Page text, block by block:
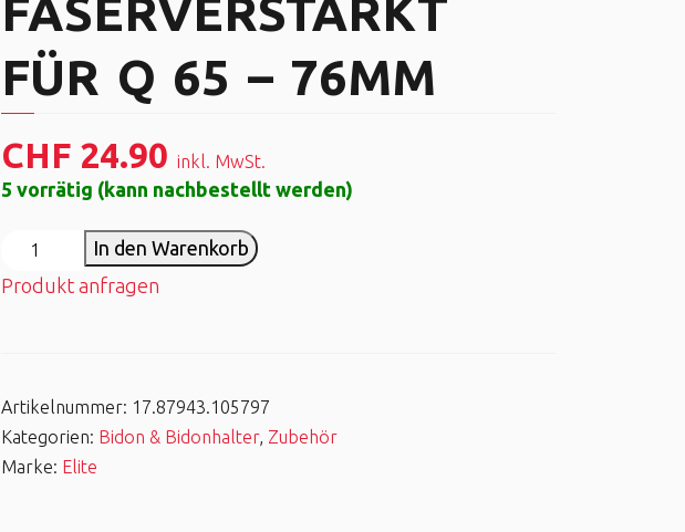
FASERVERSTÄRKT
FÜR Q 65 – 76MM
CHF 24.90 inkl. MwSt.
5 vorrätig (kann nachbestellt werden)
In den Warenkorb
Produkt anfragen
Artikelnummer: 17.87943.105797
Kategorien: Bidon & Bidonhalter, Zubehör
Marke: Elite